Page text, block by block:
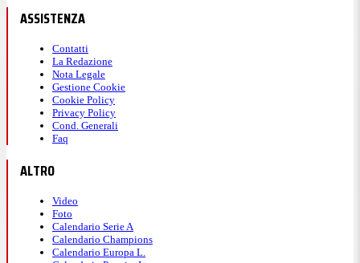
ASSISTENZA
Contatti
La Redazione
Nota Legale
Gestione Cookie
Cookie Policy
Privacy Policy
Cond. Generali
Faq
ALTRO
Video
Foto
Calendario Serie A
Calendario Champions
Calendario Europa L.